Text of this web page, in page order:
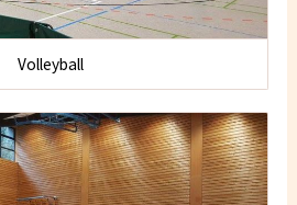
Volleyball